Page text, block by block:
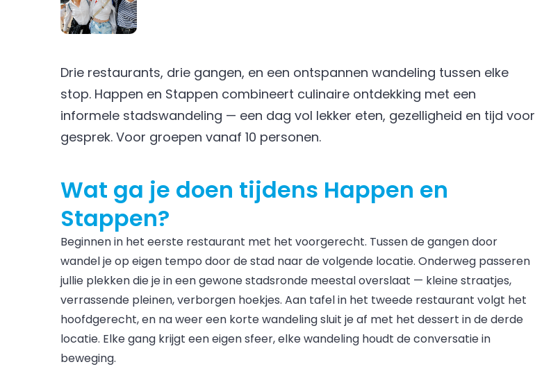
Drie restaurants, drie gangen, en een ontspannen wandeling tussen elke
stop. Happen en Stappen combineert culinaire ontdekking met een
informele stadswandeling — een dag vol lekker eten, gezelligheid en tijd voor
gesprek. Voor groepen vanaf 10 personen.
Wat ga je doen tijdens Happen en
Stappen?
Beginnen in het eerste restaurant met het voorgerecht. Tussen de gangen door
wandel je op eigen tempo door de stad naar de volgende locatie. Onderweg passeren
jullie plekken die je in een gewone stadsronde meestal overslaat — kleine straatjes,
verrassende pleinen, verborgen hoekjes. Aan tafel in het tweede restaurant volgt het
hoofdgerecht, en na weer een korte wandeling sluit je af met het dessert in de derde
locatie. Elke gang krijgt een eigen sfeer, elke wandeling houdt de conversatie in
beweging.